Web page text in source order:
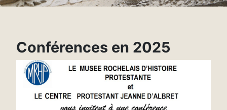
Conférences en 2025